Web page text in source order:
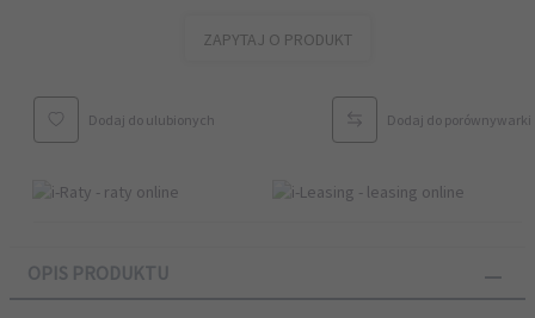
ZAPYTAJ O PRODUKT
Dodaj do ulubionych Dodaj do porównywarki
OPIS PRODUKTU